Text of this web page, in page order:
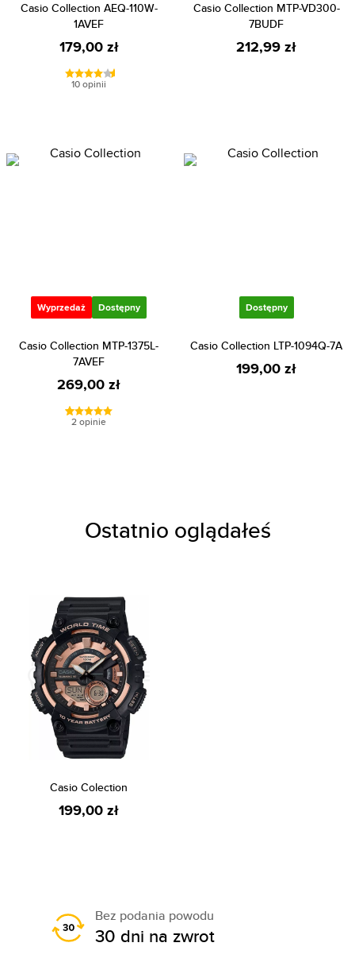
Casio Collection AEQ-110W-
1AVEF
179,00 zł
10 opinii
Casio Collection MTP-VD300-
7BUDF
212,99 zł
Wyprzedaż Dostępny
Casio Collection MTP-1375L-
7AVEF
269,00 zł
2 opinie
Dostępny
Casio Collection LTP-1094Q-7A
199,00 zł
Ostatnio oglądałeś
Casio Colection
199,00 zł
Bez podania powodu
30 dni na zwrot